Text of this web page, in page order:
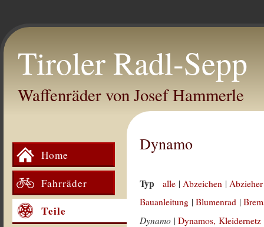
Tiroler Radl-Sepp
Waffenräder von Josef Hammerle
Home
Fahrräder
Teile
Dynamo
Typ alle |Abzeichen |
Bauanleitung |Blumenrad |
Dynamo |Dynamos, Kleidernetz